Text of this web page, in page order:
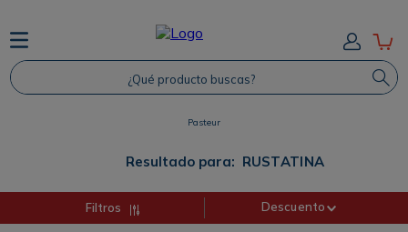
¿Qué producto buscas?
Pasteur
Resultado para: RUSTATINA
Filtros Descuento
TÉRMINOS MÁS BUSCADOS